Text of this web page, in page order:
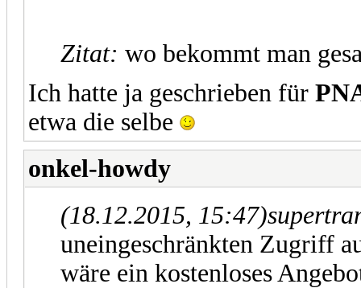
Zitat: wo bekommt man
Ich hatte ja geschrieben für
etwa die selbe
onkel-howdy
(18.12.2015, 15:47)
uneingeschränkten Zugriff
wäre ein kostenloses